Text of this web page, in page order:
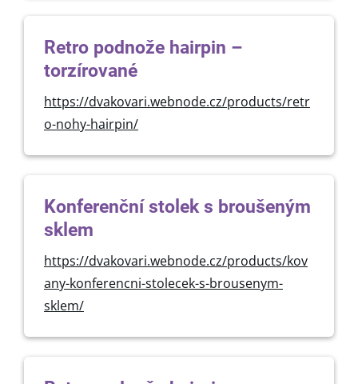
Retro podnože hairpin –
torzírované
https://dvakovari.webnode.cz/products/retr
o-nohy-hairpin/
Konferenční stolek s broušeným
sklem
https://dvakovari.webnode.cz/products/kov
any-konferencni-stolecek-s-brousenym-
sklem/